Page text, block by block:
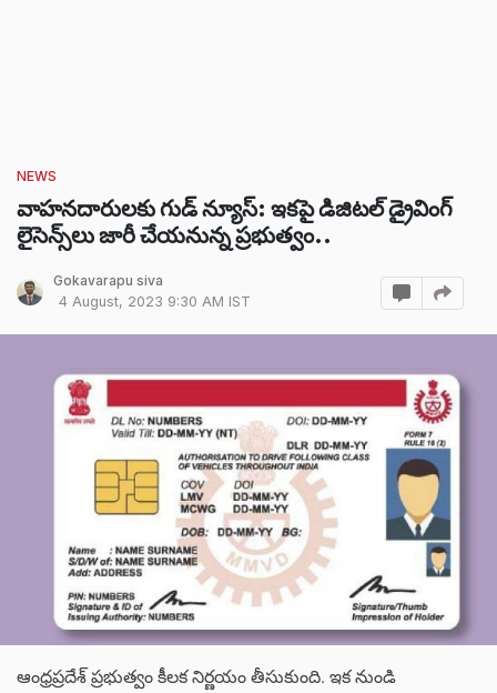
NEWS
వాహనదారులకు గుడ్ న్యూస్: ఇకపై డిజిటల్ డ్రైవింగ్
లైసెన్స్‌లు జారీ చేయనున్న ప్రభుత్వం..
Gokavarapu siva
4 August, 2023 9:30 AM IST
ఆంధ్రప్రదేశ్ ప్రభుత్వం కీలక నిర్ణయం తీసుకుంది. ఇక నుండి